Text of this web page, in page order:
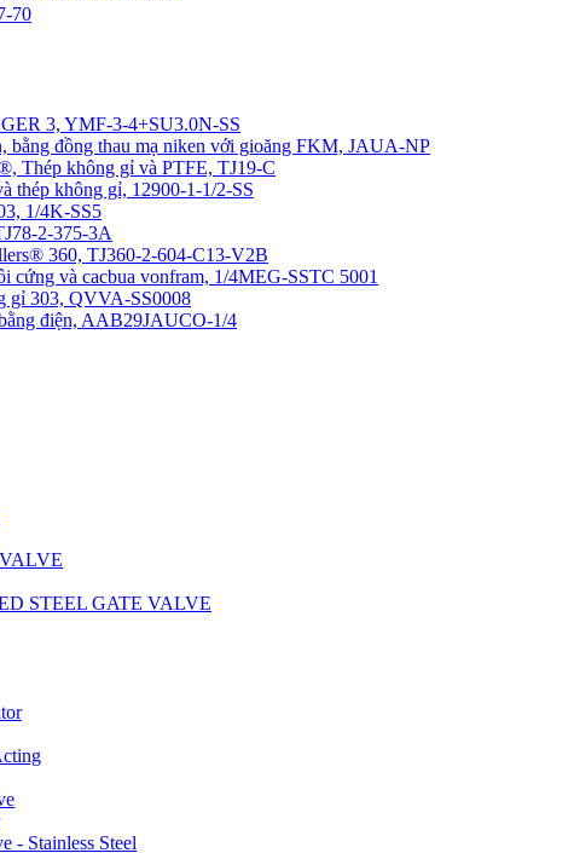
70
3, YMF-3-4+SU3.0N-SS
bằng đồng thau mạ niken với gioăng FKM, JAUA-NP
Thép không gỉ và PTFE, TJ19-C
thép không gỉ, 12900-1-1/2-SS
1/4K-SS5
2-375-3A
360, TJ360-2-604-C13-V2B
cứng và cacbua vonfram, 1/4MEG-SSTC 5001
gỉ 303, QVVA-SS0008
điện, AAB29JAUCO-1/4
STEEL GATE VALVE
- Stainless Steel